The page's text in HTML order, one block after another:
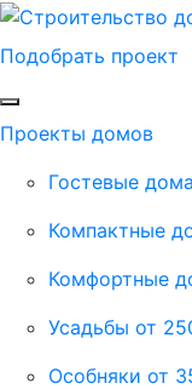
Подобрать проект
Проекты домов
Гостевые
Компактные
Комфортные
Усадьбы от
Особняки от